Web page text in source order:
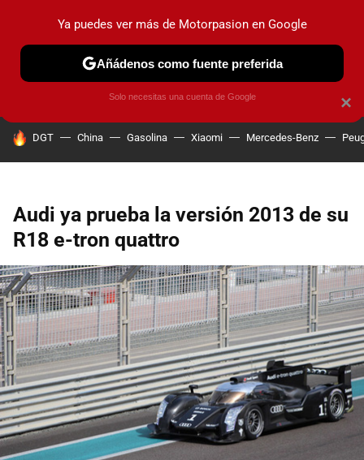
PRUEBAS COCHES ELÉCTRICOS OBSERVATORIO
HOY SE HABLA DE
DGT China Gasolina Xiaomi Mercedes-Benz
Audi ya prueba la versión 2013 de su
R18 e-tron quattro
×
Ya puedes ver más de Motorpasion en Google
Añádenos como fuente preferida
Solo necesitas una cuenta de Google